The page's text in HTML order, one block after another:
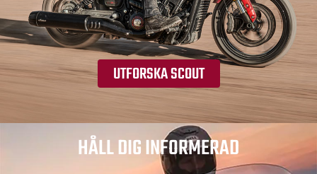
UTFORSKA SCOUT
HÅLL DIG INFORMERAD